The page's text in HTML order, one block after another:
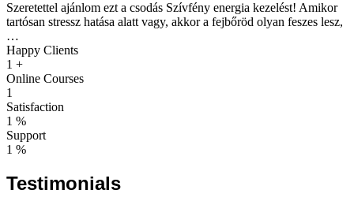
Szeretettel ajánlom ezt a csodás Szívfény energia kezelést! Amikor
tartósan stressz hatása alatt vagy, akkor a fejbőröd olyan feszes lesz,
…
Happy Clients
1 +
Online Courses
1
Satisfaction
1 %
Support
1 %
Testimonials